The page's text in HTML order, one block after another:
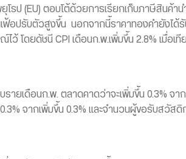
รป (EU) ตอบโต้ด้วยการเรียกเก็บภาษีสินค้า
อปรับตัวสูงขึ้น นอกจากนี้ราคาทองคำยังได้
ว้ โดยดัชนี CPI เดือนก.พ.เพิ่มขึ้น 2.8% เมื่อ
รายเดือนก.พ. ตลาดคาดว่าจะเพิ่มขึ้น 0.3% จ
จากเพิ่มขึ้น 0.3% และจำนวนผู้ขอรับสวั